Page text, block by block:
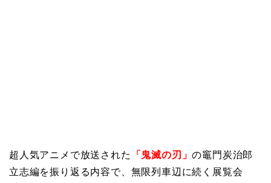
超人気アニメで放送された 「鬼滅の刃」の竈門炭治郎
立志編を振り返る内容で、無限列車辺に続く展覧会